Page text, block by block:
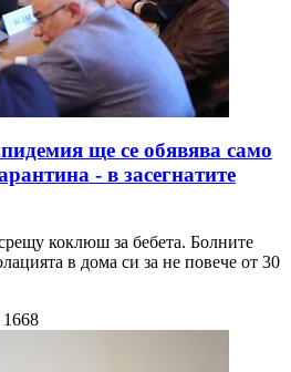
ще се обявява само
- в засегнатите
коклюш за бебета. Болните
в дома си за не повече от 30
1668